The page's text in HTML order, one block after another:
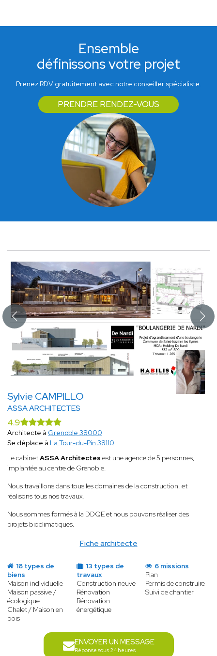
Ensemble
définissons votre projet
Prenez RDV gratuitement avec notre conseiller spécialiste.
PRENDRE RENDEZ-VOUS
Sylvie CAMPILLO
ASSA ARCHITECTES
Fiche architecte
4.9
Architecte à Grenoble 38000
Se déplace à La Tour-du-Pin 38110
Le cabinetASSA Architectes est une agence de 5 personnes,
implantée au centre de Grenoble.
Nous travaillons dans tous les domaines de la construction, et
réalisons tous nos travaux.
Nous sommes formés à la DDQE et nous pouvons réaliser des
projets bioclimatiques.
18 types de
biens
Maison individuelle
Maison passive /
écologique
Chalet / Maison en
bois
13 types de
travaux
Construction neuve
Rénovation
Rénovation
énergétique
6 missions
Plan
Permis de construire
Suivi de chantier
ENVOYER UN MESSAGE
Réponse sous 24 heures